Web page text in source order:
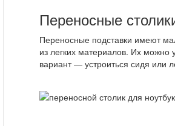
Переносные
Переносные подставки имеют
из легких материалов. Их можно
вариант — устроиться сидя или